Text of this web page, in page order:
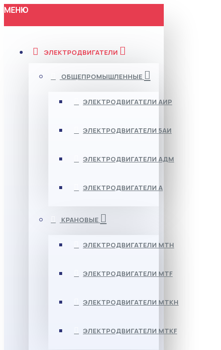
МЕНЮ
ЭЛЕКТРОДВИГАТЕЛИ
ОБЩЕПРОМЫШЛЕННЫЕ
ЭЛЕКТРОДВИГАТЕЛИ АИР
ЭЛЕКТРОДВИГАТЕЛИ 5АИ
ЭЛЕКТРОДВИГАТЕЛИ АДМ
ЭЛЕКТРОДВИГАТЕЛИ А
КРАНОВЫЕ
ЭЛЕКТРОДВИГАТЕЛИ МТН
ЭЛЕКТРОДВИГАТЕЛИ MTF
ЭЛЕКТРОДВИГАТЕЛИ МТКН
ЭЛЕКТРОДВИГАТЕЛИ MTKF